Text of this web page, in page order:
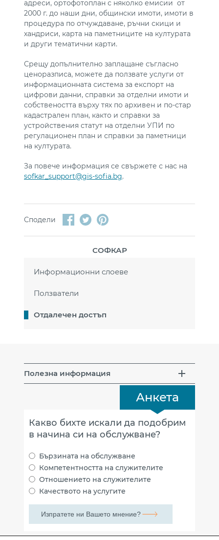
адреси, ортофотоплан с няколко емисии от
2000 г. до наши дни, общински имоти, имоти в
процедура по отчуждаване, ръчни скици и
хандриси, карта на паметниците на културата
и други тематични карти.
Срещу допълнително заплащане съгласно
ценоразписа, можете да ползвате услуги от
информационната система за експорт на
цифрови данни, справки за отделни имоти и
собствеността върху тях по архивен и по-стар
кадастрален план, както и справки за
устройствения статут на отделни УПИ по
регулационен план и справки за паметници
на културата.
За повече информация се свържете с нас на
sofkar_support@gis-sofia.bg.
Сподели
СОФКАР
Информационни слоеве
Ползватели
Отдалечен достъп
Полезна информация
Анкета
Какво бихте искали да подобрим
в начина си на обслужване?
Бързината на обслужване
Компетентността на служителите
Отношението на служителите
Качеството на услугите